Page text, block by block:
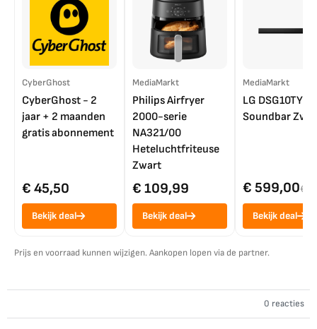
CyberGhost
CyberGhost - 2
jaar + 2 maanden
gratis abonnement
€ 45,50
Bekijk deal
MediaMarkt
Philips Airfryer
2000-serie
NA321/00
Heteluchtfriteuse
Zwart
€ 109,99
Bekijk deal
MediaMarkt
LG DSG10TY
Soundbar
€ 599,00€
Bekijk deal
Prijs en voorraad kunnen wijzigen. Aankopen lopen via de partner.
0 reacties